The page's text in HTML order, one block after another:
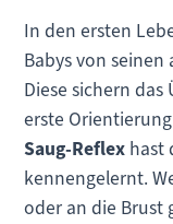
In den ersten
Babys von
Diese sichern
erste
Saug-Reflex hast
kennengelernt.
oder an die Brust